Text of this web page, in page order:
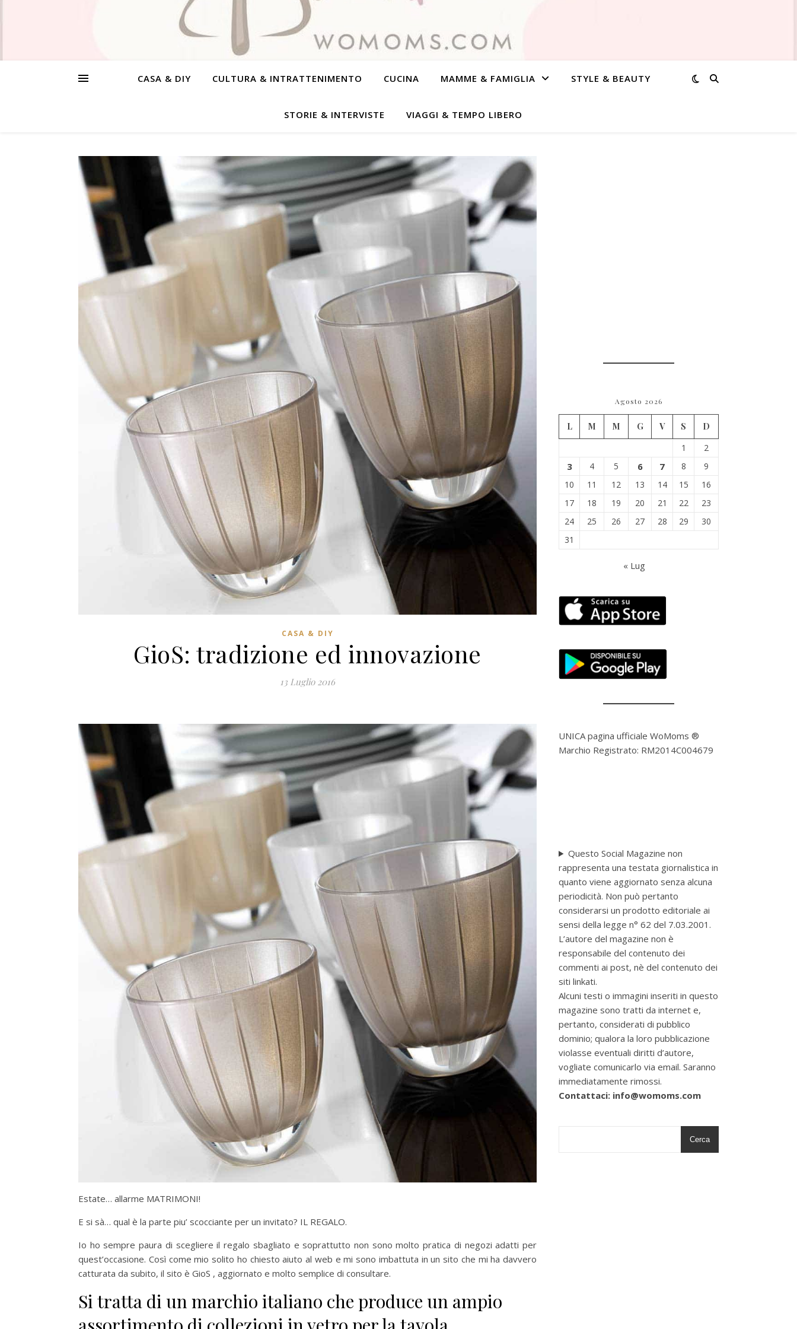
CASA & DIY CULTURA & INTRATTENIMENTO CUCINA MAMME & FAMIGLIA STYLE & BEAUTY
STORIE & INTERVISTE VIAGGI & TEMPO LIBERO
CASA & DIY
GioS: tradizione ed innovazione
13 Luglio 2016
Estate… allarme MATRIMONI!
E si sà… qual è la parte piu’ scocciante per un invitato? IL REGALO.
Io ho sempre paura di scegliere il regalo sbagliato e soprattutto non sono molto pratica di negozi adatti per
quest’occasione. Così come mio solito ho chiesto aiuto al web e mi sono imbattuta in un sito che mi ha davvero
catturata da subito, il sito è GioS , aggiornato e molto semplice di consultare.
Si tratta di un marchio italiano che produce un ampio
Agosto 2026
L M M G V S
D
1
2
3 4 5 6 7 8
9
10
11 12 13 14 15
16
17
18 19 20 21 22
23
24
25 26 27 28 29
30
31
« Lug
UNICA pagina ufficiale WoMoms ®
Marchio Registrato: RM2014C004679
Questo Social Magazine non
rappresenta una testata giornalistica in
quanto viene aggiornato senza alcuna
periodicità. Non può pertanto
considerarsi un prodotto editoriale ai
sensi della legge n° 62 del 7.03.2001.
L’autore del magazine non è
responsabile del contenuto dei
commenti ai post, nè del contenuto dei
siti linkati.
Alcuni testi o immagini inseriti in questo
magazine sono tratti da internet e,
pertanto, considerati di pubblico
dominio; qualora la loro pubblicazione
violasse eventuali diritti d’autore,
vogliate comunicarlo via email. Saranno
immediatamente rimossi.
Contattaci: info@womoms.com
Cerca